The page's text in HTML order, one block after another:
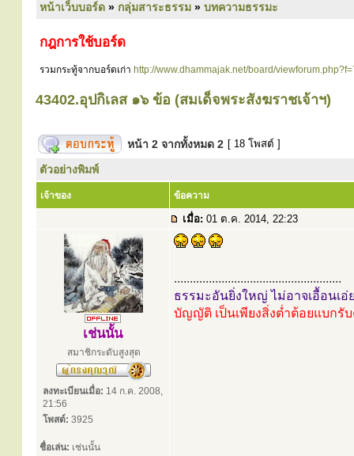
หน้าเว็บบอร์ด » กลุ่มสาระธรรม » บทความธรรมะ
กฎการใช้บอร์ด
รวมกระทู้จากบอร์ดเก่า http://www.dhammajak.net/board/
43402.อุปกิเลส ๑๖ ข้อ (สมเด็จพระสังฆราชเจ้าฯ)
หน้า 2 จากทั้งหมด 2 [ 18 โพสต์ ]
ตัวอย่างพิมพ์
เจ้าของ ข้อความ
เมื่อ: 01 ต.ค. 2014, 22:23
เช่นนั้น
สมาชิกระดับสูงสุด
ลงทะเบียนเมื่อ: 14 ก.ค. 2008,
21:56
โพสต์: 3925
ชื่อเล่น: เช่นนั้น
.....................................................
ธรรมะอันยิ่งใหญ่ ไม่อาจเอื้อนเอ่
บัญญัติ เป็นเพียงสิ่งต่ำต้อยแบกรั